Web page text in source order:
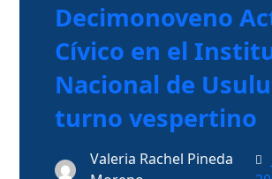
Decimonoveno
Cívico en el
Nacional de
turno vespertino
Valeria Rachel Pineda